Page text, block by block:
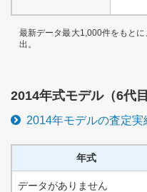
最新データ最大1,000件をもと
出。
2014年式モデル（6代目
2014年モデルの査定実
年式
データがありません